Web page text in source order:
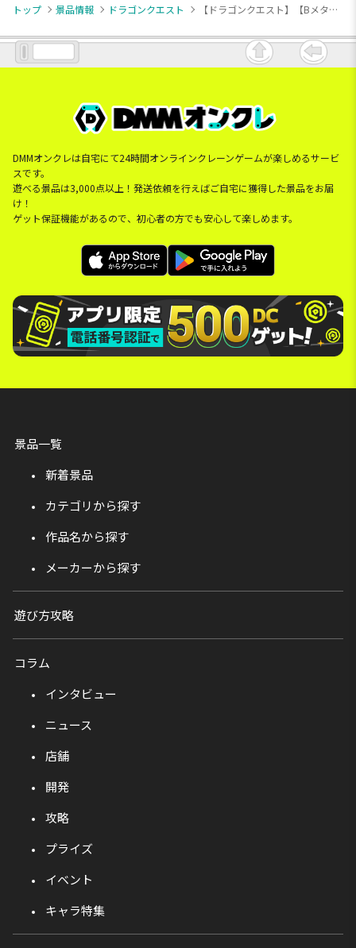
トップ
景品情報 ドラゴンクエスト 【ドラゴンクエスト】【Bメタルスライム】ドラゴンクエスト AM メガサイズぬいぐるみ スライム＆メタルスライム
DMMオンクレは自宅にて24時間オンラインクレーンゲームが楽しめるサービ
スです。
遊べる景品は3,000点以上！発送依頼を行えばご自宅に獲得した景品をお届
け！
ゲット保証機能があるので、初心者の方でも安心して楽しめます。
景品一覧
新着景品
カテゴリから探す
作品名から探す
メーカーから探す
遊び方攻略
コラム
インタビュー
ニュース
店舗
開発
攻略
プライズ
イベント
キャラ特集